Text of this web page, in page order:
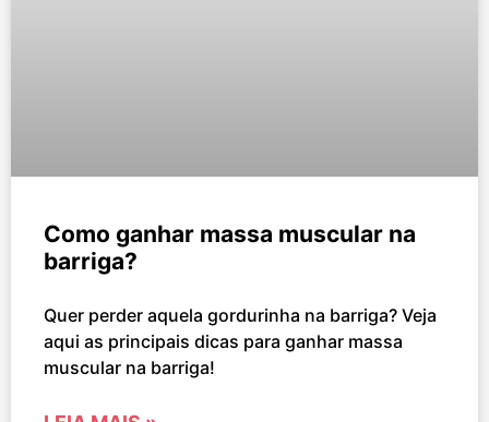
Como ganhar massa muscular na
barriga?
Quer perder aquela gordurinha na barriga? Veja
aqui as principais dicas para ganhar massa
muscular na barriga!